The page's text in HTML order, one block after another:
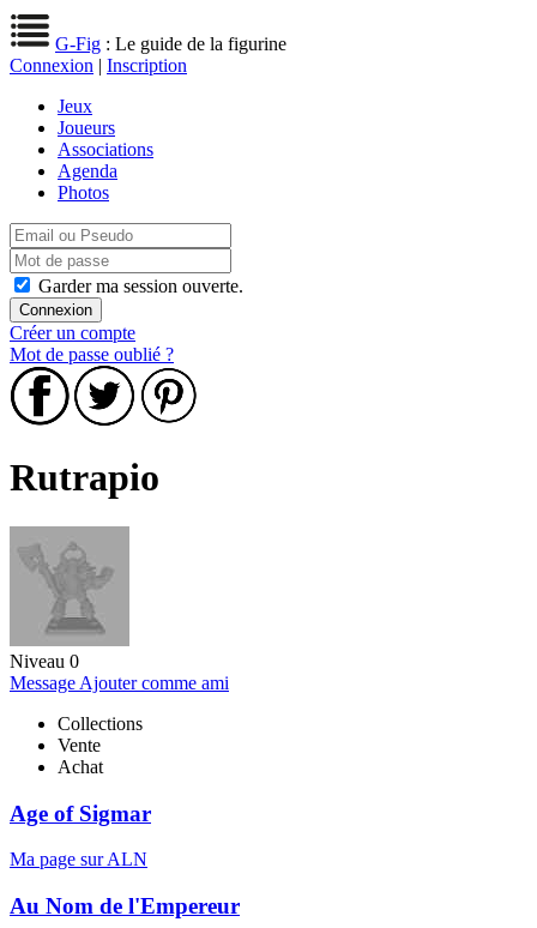
G-Fig : Le guide de la figurine
Connexion | Inscription
Jeux
Joueurs
Associations
Agenda
Photos
Garder ma session ouverte.
Créer un compte
Mot de passe oublié ?
Rutrapio
Niveau 0
Message Ajouter comme ami
Collections
Vente
Achat
Age of Sigmar
Ma page sur ALN
Au Nom de l'Empereur